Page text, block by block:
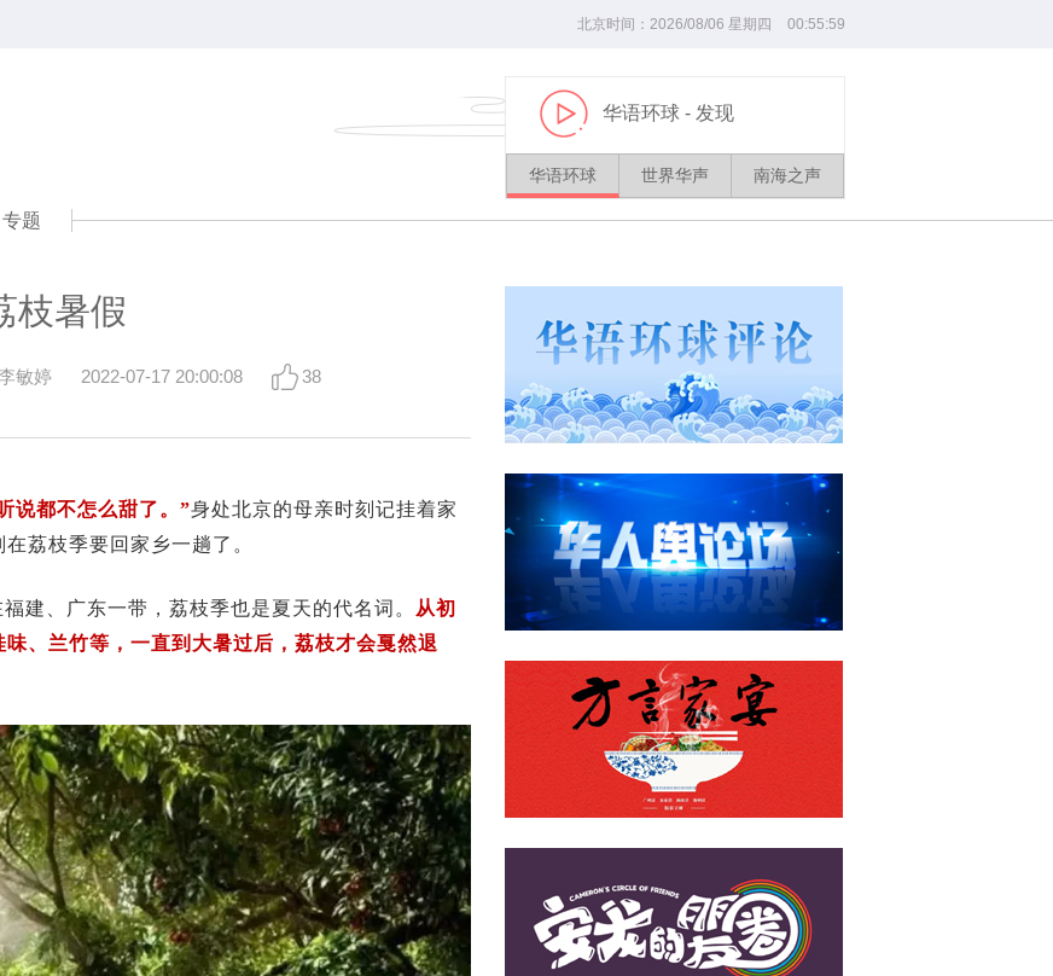
北京时间： 2026/08/06 星期四 00:56:01
播
放
华语环球 - 发现
华语环球 世界华声 南海之声
专题
枝暑假
敏婷 2022-07-17 20:00:08 38
说都不怎么甜了。”身处北京的母亲时刻记挂着家
荔枝季要回家乡一趟了。
福建、广东一带，荔枝季也是夏天的代名词。
从初
、兰竹等，一直到大暑过后，荔枝才会戛然退